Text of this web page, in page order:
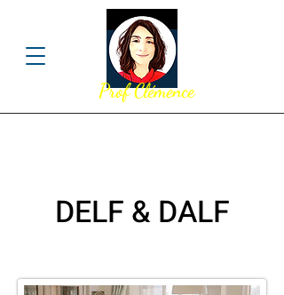
Prof Clémence
DELF & DALF